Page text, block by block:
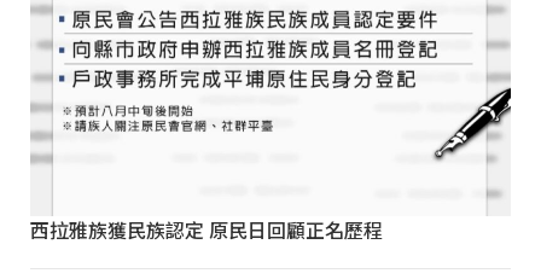
西拉雅族獲民族認定 原民日回顧正名歷程